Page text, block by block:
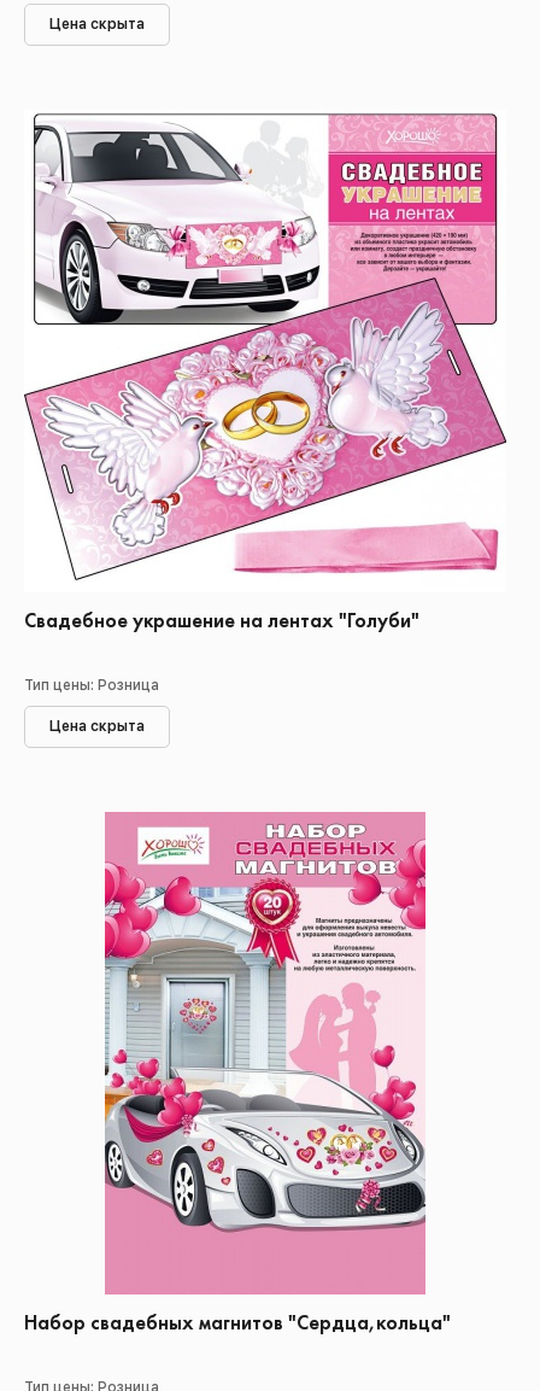
Цена скрыта
Свадебное украшение на лентах "Голуби"
Тип цены: Розница
Цена скрыта
Набор свадебных магнитов "Сердца,кольца"
Тип цены: Розница